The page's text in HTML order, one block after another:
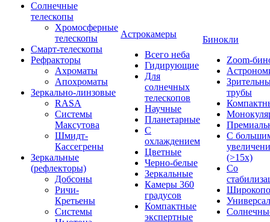
Солнечные
телескопы
Хромосферные
телескопы
Смарт-телескопы
Рефракторы
Ахроматы
Апохроматы
Зеркально-линзовые
RASA
Системы
Максутова
Шмидт-
Кассегрены
Зеркальные
(рефлекторы)
Добсоны
Ричи-
Кретьены
Системы
Астрокамеры
Всего неба
Гидирующие
Для
солнечных
телескопов
Научные
Планетарные
С
охлаждением
Цветные
Черно-белые
Зеркальные
Камеры 360
градусов
Компактные
экспертные
Бинокли
Zoom-
трубы
С
(>15x)
Со